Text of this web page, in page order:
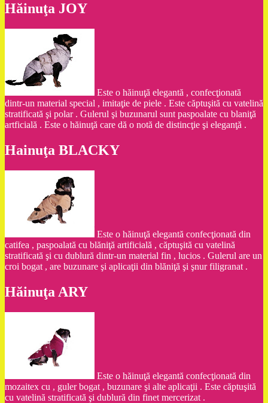
Hăinuţa JOY
Este o hăinuţă elegantă , confecţionată
dintr-un material special , imitaţie de piele . Este căptuşită cu vatelină
stratificată şi polar . Gulerul şi buzunarul sunt paspoalate cu blaniţă
artficială . Este o hăinuţă care dă o notă de distincţie şi eleganţă .
Hainuţa BLACKY
Este o hăinuţă elegantă confecţionată din
catifea , paspoalată cu blăniţă artificială , căptuşită cu vatelină
stratificată şi cu dublură dintr-un material fin , lucios . Gulerul are un
croi bogat , are buzunare şi aplicaţii din blăniţă şi şnur filigranat .
Hăinuţa ARY
Este o hăinuţă elegantă confecţionată din
mozaitex cu , guler bogat , buzunare şi alte aplicaţii . Este căptuşită
cu vatelină stratificată şi dublură din finet mercerizat .